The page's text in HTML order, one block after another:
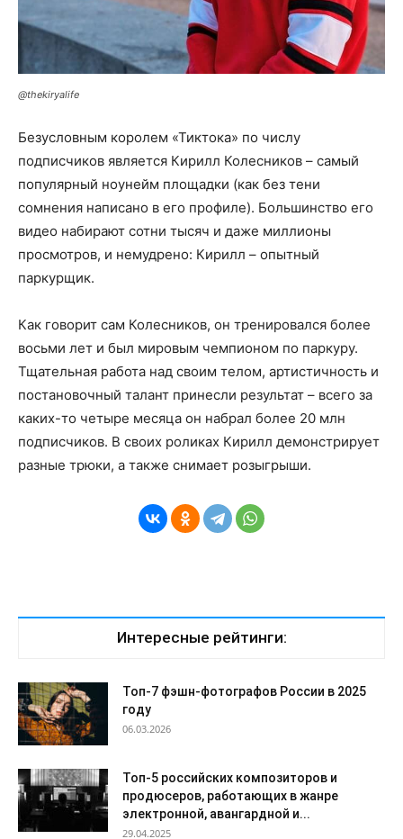
@thekiryalife
Безусловным королем «Тиктока» по числу
подписчиков является Кирилл Колесников – самый
популярный ноунейм площадки (как без тени
сомнения написано в его профиле). Большинство его
видео набирают сотни тысяч и даже миллионы
просмотров, и немудрено: Кирилл – опытный
паркурщик.
Как говорит сам Колесников, он тренировался более
восьми лет и был мировым чемпионом по паркуру.
Тщательная работа над своим телом, артистичность и
постановочный талант принесли результат – всего за
каких-то четыре месяца он набрал более 20 млн
подписчиков. В своих роликах Кирилл демонстрирует
разные трюки, а также снимает розыгрыши.
Интересные рейтинги:
Топ-7 фэшн-фотографов России в 2025
году
06.03.2026
Топ-5 российских композиторов и
продюсеров, работающих в жанре
электронной, авангардной и...
29.04.2025